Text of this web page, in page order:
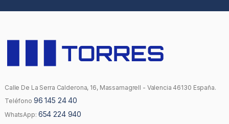
Calle De La Serra Calderona, 16, Massamagrell - Valencia 46130 España.
Teléfono 96 145 24 40
WhatsApp: 654 224 940